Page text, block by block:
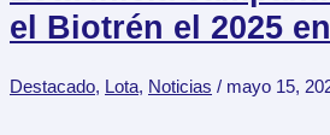
el Biotrén el 2025
Destacado, Lota, Noticias / mayo 15,